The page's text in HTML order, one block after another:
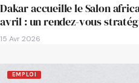
Dakar accueille le Salon
avril : un rendez-vous
15 Avr 2026
EMPLOI